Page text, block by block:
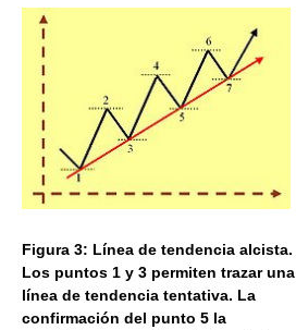
Figura 3: Línea de tendencia alcista.
Los puntos 1 y 3 permiten trazar una
línea de tendencia tentativa. La
confirmación del punto 5 la